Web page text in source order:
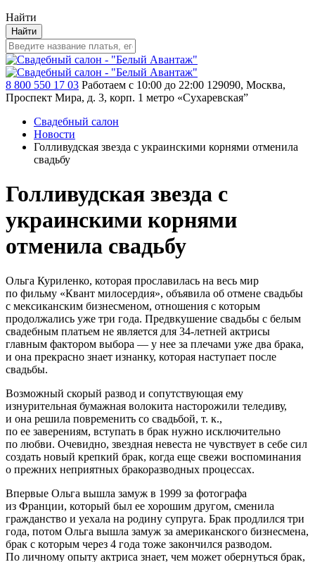
Найти
Найти
8 800 550 17 03 Работаем с 10:00 до 22:00 129090, Москва,
Проспект Мира, д. 3, корп. 1 метро «Сухаревская”
Свадебный салон
Новости
Голливудская звезда с украинскими корнями отменила
свадьбу
Голливудская звезда с
украинскими корнями
отменила свадьбу
Ольга Куриленко, которая прославилась на весь мир
по фильму «Квант милосердия», объявила об отмене свадьбы
с мексиканским бизнесменом, отношения с которым
продолжались уже три года. Предвкушение свадьбы с белым
свадебным платьем не является для 34-летней актрисы
главным фактором выбора — у нее за плечами уже два брака,
и она прекрасно знает изнанку, которая наступает после
свадьбы.
Возможный скорый развод и сопутствующая ему
изнурительная бумажная волокита насторожили теледиву,
и она решила повременить со свадьбой, т. к.,
по ее заверениям, вступать в брак нужно исключительно
по любви. Очевидно, звездная невеста не чувствует в себе сил
создать новый крепкий брак, когда еще свежи воспоминания
о прежних неприятных бракоразводных процессах.
Впервые Ольга вышла замуж в 1999 за фотографа
из Франции, который был ее хорошим другом, сменила
гражданство и уехала на родину супруга. Брак продлился три
года, потом Ольга вышла замуж за американского бизнесмена,
брак с которым через 4 года тоже закончился разводом.
По личному опыту актриса знает, чем может обернуться брак,